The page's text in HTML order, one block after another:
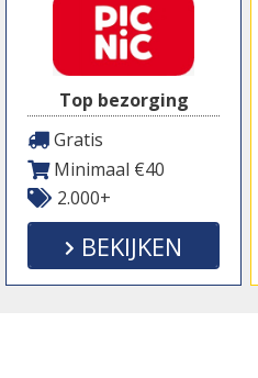
Top bezorging
Gratis
Minimaal €40
2.000+
BEKIJKEN